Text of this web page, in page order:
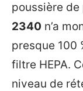
poussière
2340 n’a
presque 100
filtre HEPA.
niveau de